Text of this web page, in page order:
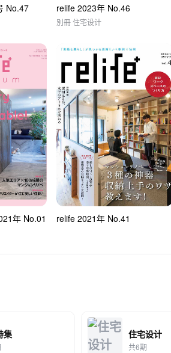
No.47 relife 2023年 No.46
別冊 住宅设计
年 No.01 relife 2021年 No.41
集 住宅设计
共6期